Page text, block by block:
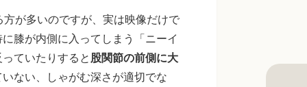
が多いのですが、実は映像だけで
膝が内側に入ってしまう「ニーイ
ていたりすると股関節の前側に大
ない、しゃがむ深さが適切でな